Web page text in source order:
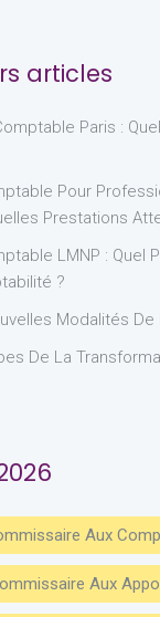
articles
Paris :
Pour
Prestations
LMNP : Quel
?
Modalités De
De La
Aux
Aux